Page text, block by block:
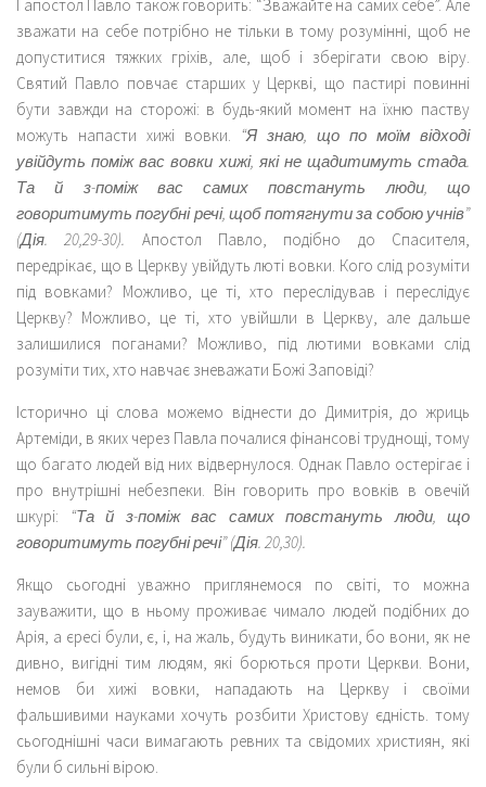
І апостол Павло також говорить: “Зважайте на самих себе”. Але
зважати на себе потрібно не тільки в тому розумінні, щоб не
допуститися тяжких гріхів, але, щоб і зберігати свою віру.
Святий Павло повчає старших у Церкві, що пастирі повинні
бути завжди на сторожі: в будь-який момент на їхню паству
можуть напасти хижі вовки. “Я знаю, що по моїм відході
увійдуть поміж вас вовки хижі, які не щадитимуть стада.
Та й з-поміж вас самих повстануть люди, що
говоритимуть погубні речі, щоб потягнути за собою учнів”
(Дія. 20,29-30). Апостол Павло, подібно до Спасителя,
передрікає, що в Церкву увійдуть люті вовки. Кого слід розуміти
під вовками? Можливо, це ті, хто переслідував і переслідує
Церкву? Можливо, це ті, хто увійшли в Церкву, але дальше
залишилися поганами? Можливо, під лютими вовками слід
розуміти тих, хто навчає зневажати Божі Заповіді?
Історично ці слова можемо віднести до Димитрія, до жриць
Артеміди, в яких через Павла почалися фінансові труднощі, тому
що багато людей від них відвернулося. Однак Павло остерігає і
про внутрішні небезпеки. Він говорить про вовків в овечій
шкурі: “Та й з-поміж вас самих повстануть люди, що
говоритимуть погубні речі” (Дія. 20,30).
Якщо сьогодні уважно приглянемося по світі, то можна
зауважити, що в ньому проживає чимало людей подібних до
Арія, а єресі були, є, і, на жаль, будуть виникати, бо вони, як не
дивно, вигідні тим людям, які борються проти Церкви. Вони,
немов би хижі вовки, нападають на Церкву і своїми
фальшивими науками хочуть розбити Христову єдність. тому
сьогоднішні часи вимагають ревних та свідомих християн, які
були б сильні вірою.